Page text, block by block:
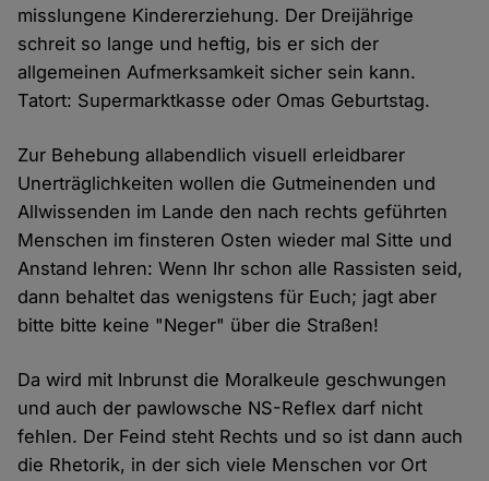
misslungene Kindererziehung. Der Dreijährige
schreit so lange und heftig, bis er sich der
allgemeinen Aufmerksamkeit sicher sein kann.
Tatort: Supermarktkasse oder Omas Geburtstag.
Zur Behebung allabendlich visuell erleidbarer
Unerträglichkeiten wollen die Gutmeinenden und
Allwissenden im Lande den nach rechts geführten
Menschen im finsteren Osten wieder mal Sitte und
Anstand lehren: Wenn Ihr schon alle Rassisten seid,
dann behaltet das wenigstens für Euch; jagt aber
bitte bitte keine "Neger" über die Straßen!
Da wird mit Inbrunst die Moralkeule geschwungen
und auch der pawlowsche NS-Reflex darf nicht
fehlen. Der Feind steht Rechts und so ist dann auch
die Rhetorik, in der sich viele Menschen vor Ort